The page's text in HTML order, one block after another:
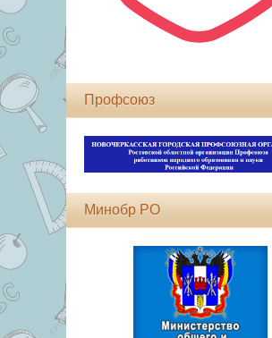
Профсоюз
Минобр РО